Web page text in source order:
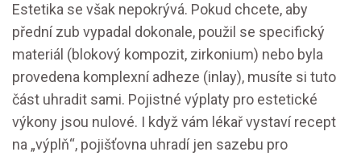
Estetika se však nepokrývá. Pokud chcete, aby
přední zub vypadal dokonale, použil se specifický
materiál (blokový kompozit, zirkonium) nebo byla
provedena komplexní adheze (inlay), musíte si tuto
část uhradit sami. Pojistné výplaty pro estetické
výkony jsou nulové. I když vám lékař vystaví recept
na „výplň“, pojišťovna uhradí jen sazebu pro